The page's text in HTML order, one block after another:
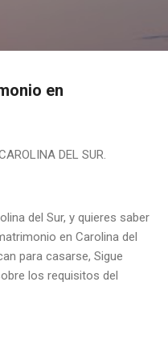
en
DEL SUR.
del Sur, y quieres saber
en Carolina del
para casarse, Sigue
los requisitos del